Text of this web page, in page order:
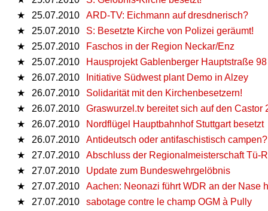
★
25.07.2010
ARD-TV: Eichmann auf dresdnerisch?
★
25.07.2010
S: Besetzte Kirche von Polizei geräumt!
★
25.07.2010
Faschos in der Region Neckar/Enz
★
25.07.2010
Hausprojekt Gablenberger Hauptstraße
★
26.07.2010
Initiative Südwest plant Demo in Alzey
★
26.07.2010
Solidarität mit den Kirchenbesetzern!
★
26.07.2010
Graswurzel.tv bereitet sich auf den Castor
★
26.07.2010
Nordflügel Hauptbahnhof Stuttgart besetzt
★
26.07.2010
Antideutsch oder antifaschistisch campen?
★
27.07.2010
Abschluss der Regionalmeisterschaft Tü-
★
27.07.2010
Update zum Bundeswehrgelöbnis
★
27.07.2010
Aachen: Neonazi führt WDR an der Nase
★
27.07.2010
sabotage contre le champ OGM à Pully